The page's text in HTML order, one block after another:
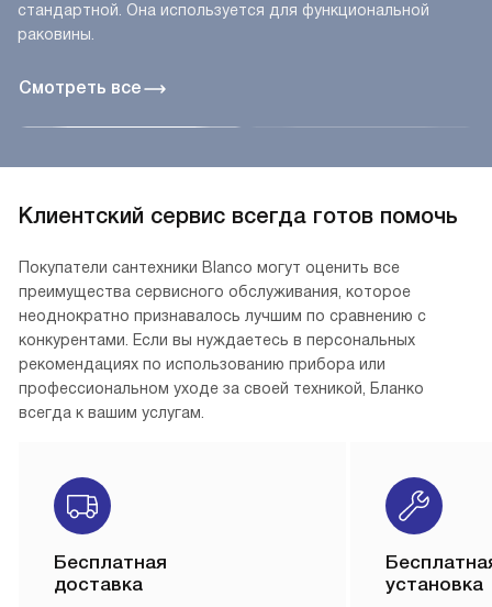
Смотреть все
стандартной. Она используется для функциональной
раковины.
Клиентский сервис всегда готов помочь
Покупатели сантехники Blanco могут оценить все
преимущества сервисного обслуживания, которое
неоднократно признавалось лучшим по сравнению с
конкурентами. Если вы нуждаетесь в персональных
рекомендациях по использованию прибора или
профессиональном уходе за своей техникой, Бланко
всегда к вашим услугам.
Бесплатная
доставка
установка